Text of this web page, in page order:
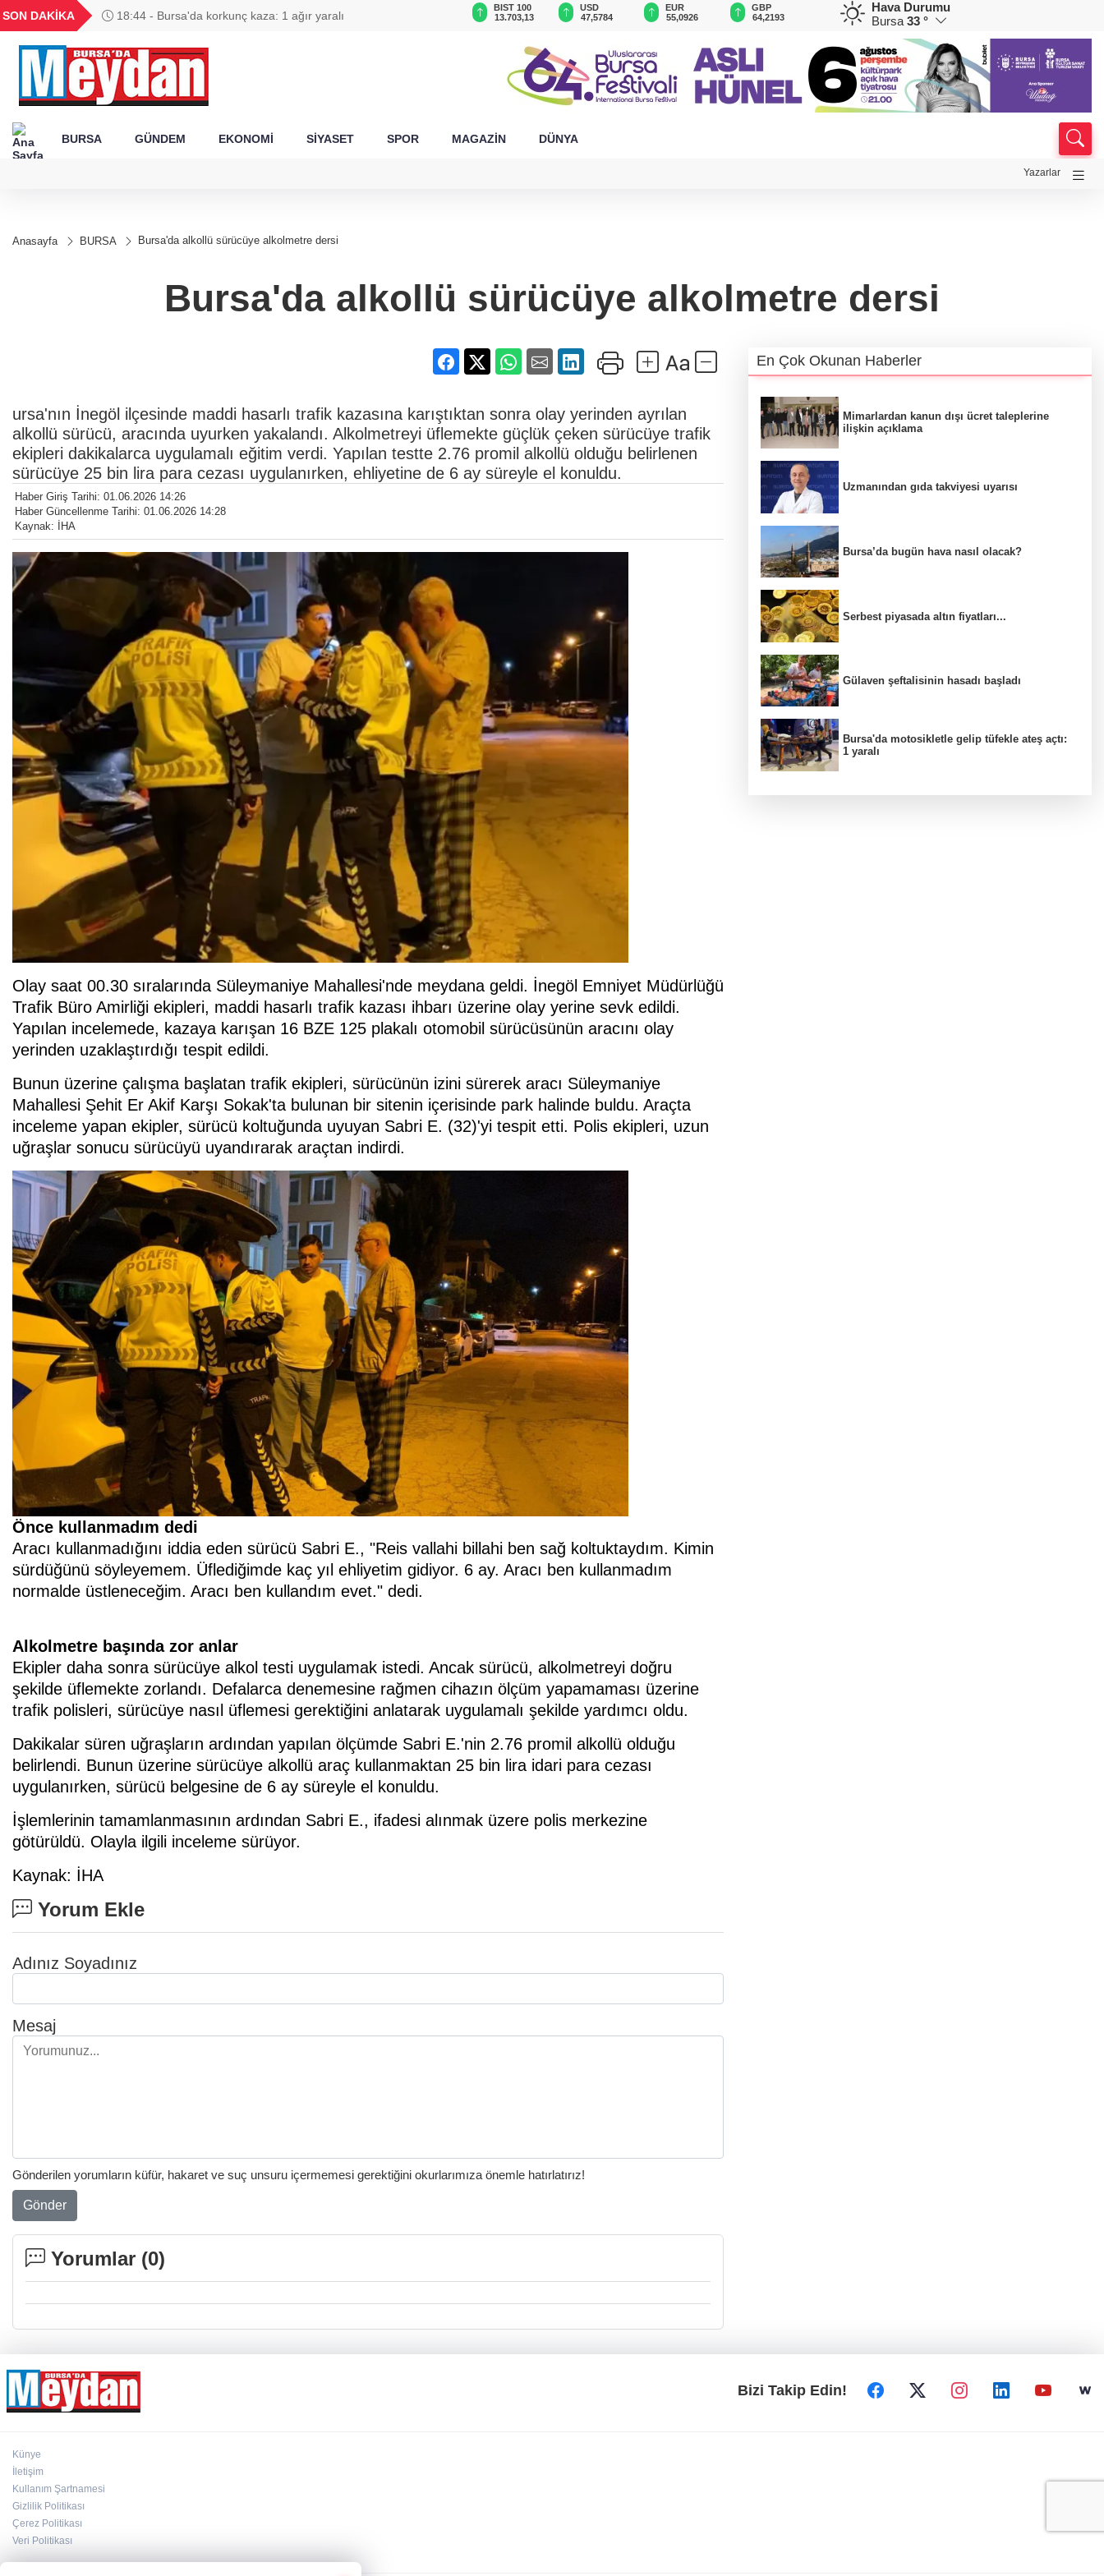
SON DAKİKA 18:42 - Bursa'da tavuk çiftliğinde yangın
GEL
18,1943
16,2438
28,0626
0,0018
BIST 100
13.703,13
USD
47,5784
EUR
55,0926
GBP
64,2193
CHF
58,9861
CAD
33,9674
Hava Durumu
Bursa 33 °
BURSA GÜNDEM EKONOMİ SİYASET SPOR MAGAZİN DÜNYA
Yazarlar
Anasayfa BURSA Bursa'da alkollü sürücüye alkolmetre dersi
Bursa'da alkollü sürücüye alkolmetre dersi
ursa'nın İnegöl ilçesinde maddi hasarlı trafik kazasına karıştıktan sonra olay yerinden ayrılan
alkollü sürücü, aracında uyurken yakalandı. Alkolmetreyi üflemekte güçlük çeken sürücüye trafik
ekipleri dakikalarca uygulamalı eğitim verdi. Yapılan testte 2.76 promil alkollü olduğu belirlenen
sürücüye 25 bin lira para cezası uygulanırken, ehliyetine de 6 ay süreyle el konuldu.
Haber Giriş Tarihi: 01.06.2026 14:26
Haber Güncellenme Tarihi: 01.06.2026 14:28
Kaynak: İHA
Olay saat 00.30 sıralarında Süleymaniye Mahallesi'nde meydana geldi. İnegöl Emniyet Müdürlüğü
Trafik Büro Amirliği ekipleri, maddi hasarlı trafik kazası ihbarı üzerine olay yerine sevk edildi.
Yapılan incelemede, kazaya karışan 16 BZE 125 plakalı otomobil sürücüsünün aracını olay
yerinden uzaklaştırdığı tespit edildi.
Bunun üzerine çalışma başlatan trafik ekipleri, sürücünün izini sürerek aracı Süleymaniye
Mahallesi Şehit Er Akif Karşı Sokak'ta bulunan bir sitenin içerisinde park halinde buldu. Araçta
inceleme yapan ekipler, sürücü koltuğunda uyuyan Sabri E. (32)'yi tespit etti. Polis ekipleri, uzun
uğraşlar sonucu sürücüyü uyandırarak araçtan indirdi.
Önce kullanmadım dedi
Aracı kullanmadığını iddia eden sürücü Sabri E., "Reis vallahi billahi ben sağ koltuktaydım. Kimin
sürdüğünü söyleyemem. Üflediğimde kaç yıl ehliyetim gidiyor. 6 ay. Aracı ben kullanmadım
normalde üstleneceğim. Aracı ben kullandım evet." dedi.
Alkolmetre başında zor anlar
Ekipler daha sonra sürücüye alkol testi uygulamak istedi. Ancak sürücü, alkolmetreyi doğru
şekilde üflemekte zorlandı. Defalarca denemesine rağmen cihazın ölçüm yapamaması üzerine
trafik polisleri, sürücüye nasıl üflemesi gerektiğini anlatarak uygulamalı şekilde yardımcı oldu.
Dakikalar süren uğraşların ardından yapılan ölçümde Sabri E.'nin 2.76 promil alkollü olduğu
belirlendi. Bunun üzerine sürücüye alkollü araç kullanmaktan 25 bin lira idari para cezası
uygulanırken, sürücü belgesine de 6 ay süreyle el konuldu.
İşlemlerinin tamamlanmasının ardından Sabri E., ifadesi alınmak üzere polis merkezine
götürüldü. Olayla ilgili inceleme sürüyor.
Kaynak: İHA
Yorum Ekle
Adınız Soyadınız
Mesaj
Gönderilen yorumların küfür, hakaret ve suç unsuru içermemesi gerektiğini okurlarımıza önemle hatırlatırız!
Gönder
Yorumlar (0)
En Çok Okunan Haberler
Mimarlardan kanun dışı ücret taleplerine
ilişkin açıklama
Uzmanından gıda takviyesi uyarısı
Bursa’da bugün hava nasıl olacak?
Serbest piyasada altın fiyatları...
Gülaven şeftalisinin hasadı başladı
Bursa'da motosikletle gelip tüfekle ateş açtı:
1 yaralı
Bizi Takip Edin!
Künye
İletişim
Kullanım Şartnamesi
Gizlilik Politikası
Çerez Politikası
Veri Politikası